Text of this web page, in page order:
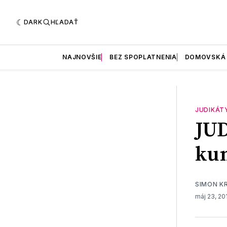
DARK HĽADAŤ
NAJNOVŠIE BEZ SPOPLATNENIA
SIMON
máj 23,